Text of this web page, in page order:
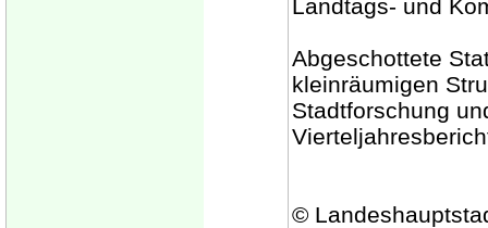
Landtags- und
Abgeschottete
kleinräumigen
Stadtforschung
©